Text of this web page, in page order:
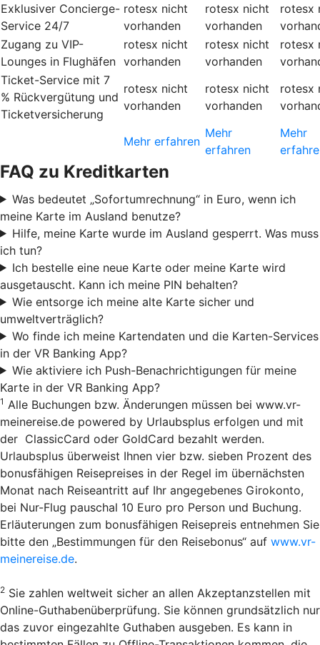
Exklusiver Concierge-
Service 24/7
rotesx nicht
vorhanden
rotesx nicht
vorhanden
rotesx
Zugang zu VIP-
Lounges in Flughäfen
rotesx nicht
vorhanden
rotesx nicht
vorhanden
rotesx
Ticket-Service mit 7
% Rückvergütung und
Ticketversicherung
rotesx nicht
vorhanden
rotesx nicht
vorhanden
rotesx
Mehr erfahren
Mehr
erfahren
Mehr
FAQ zu Kreditkarten
Was bedeutet „Sofortumrechnung“ in Euro, wenn ich
meine Karte im Ausland benutze?
Hilfe, meine Karte wurde im Ausland gesperrt. Was muss
ich tun?
Ich bestelle eine neue Karte oder meine Karte wird
ausgetauscht. Kann ich meine PIN behalten?
Wie entsorge ich meine alte Karte sicher und
umweltverträglich?
Wo finde ich meine Kartendaten und die Karten-Services
in der VR Banking App?
Wie aktiviere ich Push-Benachrichtigungen für meine
Karte in der VR Banking App?
1 Alle Buchungen bzw. Änderungen müssen bei www.vr-
meinereise.de powered by Urlaubsplus erfolgen und mit
der ClassicCard oder GoldCard bezahlt werden.
Urlaubsplus überweist Ihnen vier bzw. sieben Prozent des
bonusfähigen Reisepreises in der Regel im übernächsten
Monat nach Reiseantritt auf Ihr angegebenes Girokonto,
bei Nur-Flug pauschal 10 Euro pro Person und Buchung.
Erläuterungen zum bonusfähigen Reisepreis entnehmen Sie
bitte den „Bestimmungen für den Reisebonus“ auf www.vr-
meinereise.de.
2 Sie zahlen weltweit sicher an allen Akzeptanzstellen mit
Online-Guthabenüberprüfung. Sie können grundsätzlich nur
das zuvor eingezahlte Guthaben ausgeben. Es kann in